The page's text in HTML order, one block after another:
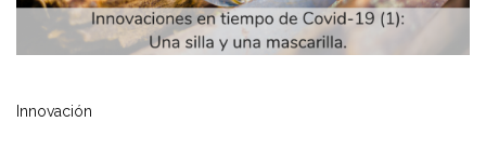
Innovación